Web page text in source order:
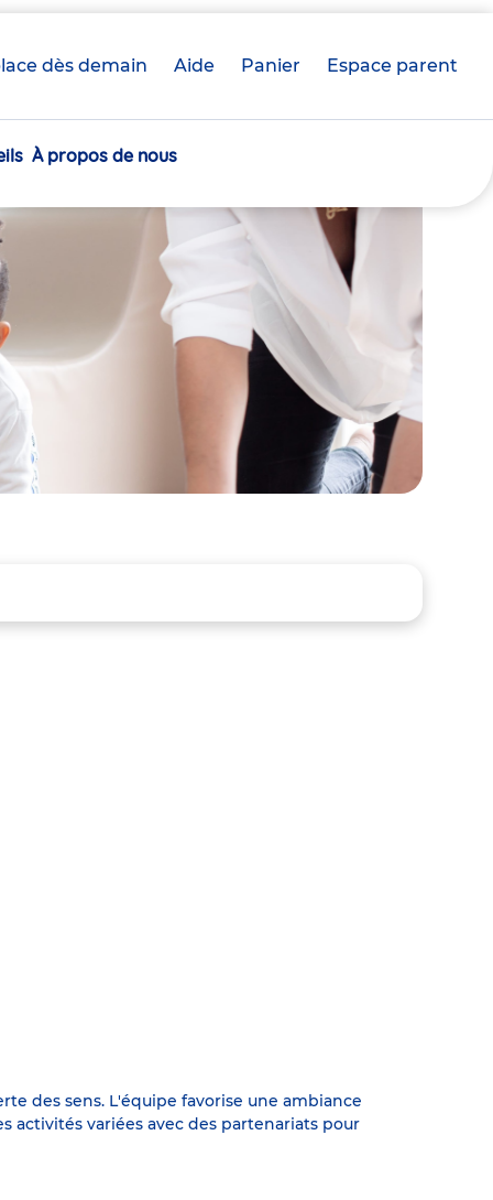
dès demain Aide Panier crèche(s)
Espace parent
À propos de nous
des sens. L'équipe favorise une ambiance
variées avec des partenariats pour